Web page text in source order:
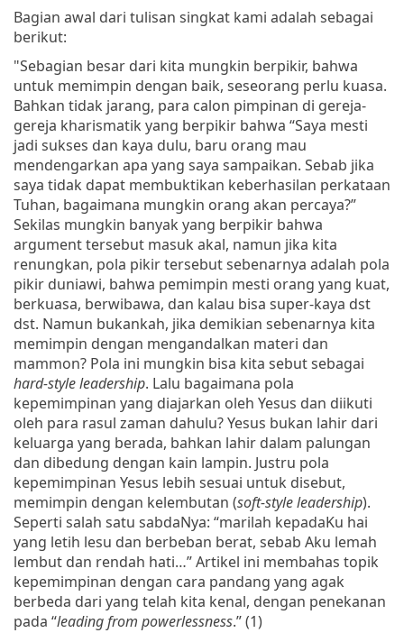
Bagian awal dari tulisan singkat kami adalah sebagai
berikut:
"Sebagian besar dari kita mungkin berpikir, bahwa
untuk memimpin dengan baik, seseorang perlu kuasa.
Bahkan tidak jarang, para calon pimpinan di gereja-
gereja kharismatik yang berpikir bahwa “Saya mesti
jadi sukses dan kaya dulu, baru orang mau
mendengarkan apa yang saya sampaikan. Sebab jika
saya tidak dapat membuktikan keberhasilan perkataan
Tuhan, bagaimana mungkin orang akan percaya?”
Sekilas mungkin banyak yang berpikir bahwa
argument tersebut masuk akal, namun jika kita
renungkan, pola pikir tersebut sebenarnya adalah pola
pikir duniawi, bahwa pemimpin mesti orang yang kuat,
berkuasa, berwibawa, dan kalau bisa super-kaya dst
dst. Namun bukankah, jika demikian sebenarnya kita
memimpin dengan mengandalkan materi dan
mammon? Pola ini mungkin bisa kita sebut sebagai
hard-style leadership. Lalu bagaimana pola
kepemimpinan yang diajarkan oleh Yesus dan diikuti
oleh para rasul zaman dahulu? Yesus bukan lahir dari
keluarga yang berada, bahkan lahir dalam palungan
dan dibedung dengan kain lampin. Justru pola
kepemimpinan Yesus lebih sesuai untuk disebut,
memimpin dengan kelembutan (soft-style leadership).
Seperti salah satu sabdaNya: “marilah kepadaKu hai
yang letih lesu dan berbeban berat, sebab Aku lemah
lembut dan rendah hati…” Artikel ini membahas topik
kepemimpinan dengan cara pandang yang agak
berbeda dari yang telah kita kenal, dengan penekanan
pada “leading from powerlessness.” (1)